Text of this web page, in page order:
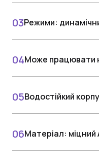
Режими:
Може працювати
Водостійкий
Матеріал: міцний